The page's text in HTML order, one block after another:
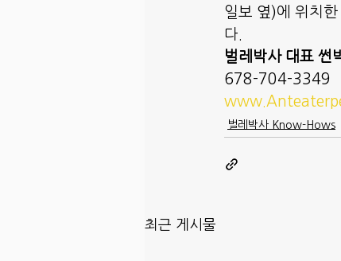
일보 옆)에 위치
다.
벌레박사 대표 썬
678-704-3349
벌레박사 Know-Hows
최근 게시물